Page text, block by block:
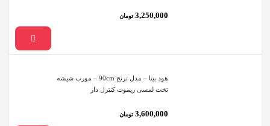
3,250,000 تومان
هود بیتا – مدل ترنج 90cm – مورب شیشه
تخت لمسی ریموت کنترل دار
3,600,000 تومان